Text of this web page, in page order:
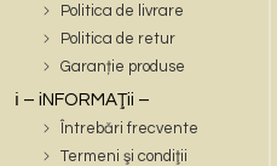
Politica de livrare
Politica de retur
Garanție produse
ℹ️ – iNFORMAŢii –
Întrebări frecvente
Termeni şi condiţii